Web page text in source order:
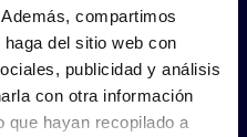
compartimos
del sitio web con
publicidad y análisis
con otra información
que hayan recopilado a